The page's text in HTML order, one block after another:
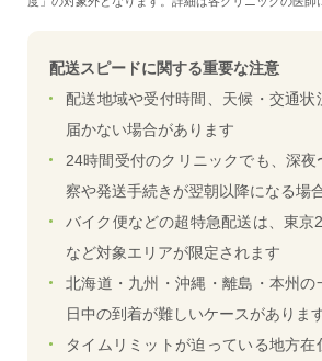
配送スピードに関する重要な注意
配送地域や受付時間、天候・交通状
届かない場合があります
24時間受付のクリニックでも、深
察や発送手続きが翌朝以降になる場
バイク便などの超特急配送は、東京
など対象エリアが限定されます
北海道・九州・沖縄・離島・本州の
日中の到着が難しいケースがありま
タイムリミットが迫っている地方